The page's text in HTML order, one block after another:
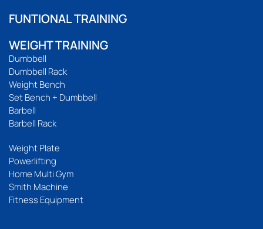
FUNTIONAL TRAINING
WEIGHT TRAINING
Dumbbell
Dumbbell Rack
Weight Bench
Set Bench + Dumbbell
Barbell
Barbell Rack
Weight Plate
Powerlifting
Home Multi Gym
Smith Machine
Fitness Equipment